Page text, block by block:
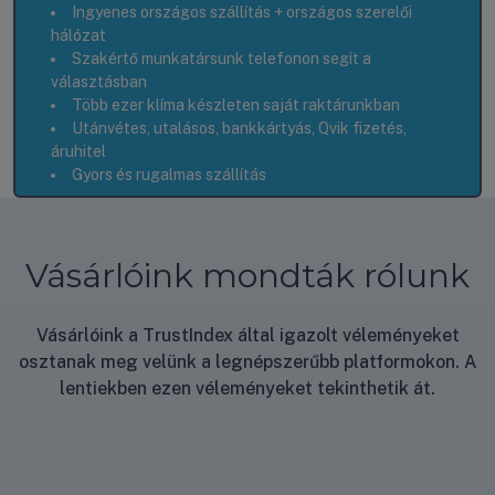
Ingyenes országos szállítás + országos szerelői
hálózat
Szakértő munkatársunk telefonon segít a
választásban
Több ezer klíma készleten saját raktárunkban
Utánvétes, utalásos, bankkártyás, Qvik fizetés,
áruhitel
Gyors és rugalmas szállítás
Vásárlóink mondták rólunk
Vásárlóink a TrustIndex által igazolt véleményeket
osztanak meg velünk a legnépszerűbb platformokon. A
lentiekben ezen véleményeket tekinthetik át.